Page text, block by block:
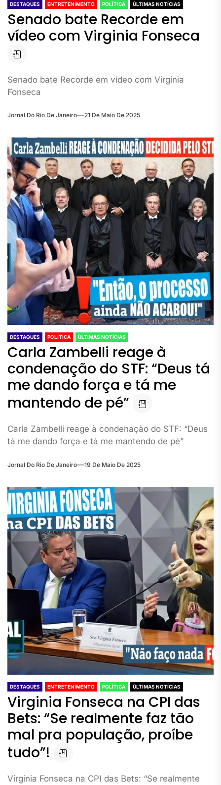
DESTAQUES ENTRETENIMENTO POLÍTICA ÚLTIMAS NOTÍCIAS
Senado bate Recorde em
vídeo com Virginia Fonseca
Senado bate Recorde em vídeo com Virginia
Fonseca
Jornal Do Rio De Janeiro 21 De Maio De 2025
DESTAQUES POLÍTICA ÚLTIMAS NOTÍCIAS
Carla Zambelli reage à
condenação do STF: “Deus tá
me dando força e tá me
mantendo de pé”
Carla Zambelli reage à condenação do STF: “Deus
tá me dando força e tá me mantendo de pé”
Jornal Do Rio De Janeiro 19 De Maio De 2025
DESTAQUES ENTRETENIMENTO POLÍTICA ÚLTIMAS NOTÍCIAS
Virginia Fonseca na CPI das
Bets: “Se realmente faz tão
mal pra população, proíbe
tudo”!
Virginia Fonseca na CPI das Bets: “Se realmente